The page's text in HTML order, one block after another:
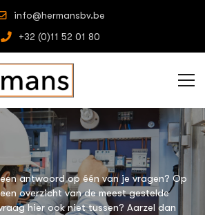
info@hermansbv.be
+32 (0)11 52 01 80
antwoord op één van je vragen? Op
overzicht van de meest gestelde
hier ook niet tussen? Aarzel dan